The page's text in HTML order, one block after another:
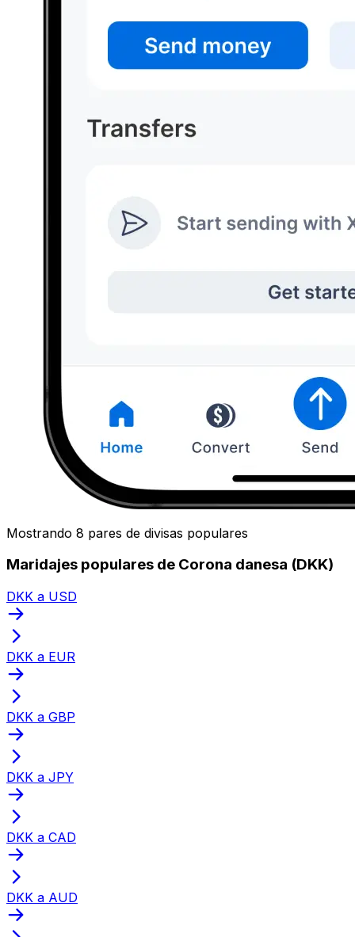
Mostrando 8 pares de divisas populares
Maridajes populares de Corona danesa (DKK)
DKK a USD
DKK a EUR
DKK a GBP
DKK a JPY
DKK a CAD
DKK a AUD